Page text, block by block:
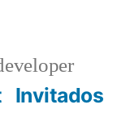
Invitados